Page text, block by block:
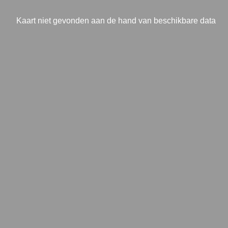
Kaart niet gevonden aan de hand van beschikbare data